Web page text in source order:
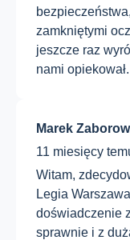
zamkniętymi
jeszcze raz
nami opiekował.
Marek
11 miesięcy
Witam,
Legia
doświadczenie
sprawnie i z